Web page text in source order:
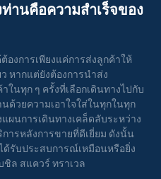
านคือความสําเร็จของ
องการเพียงแค่การส่งลูกค้าให้
หากแต่ยังต้องการนำส่ง
นทุก ๆ ครั้งที่เลือกเดินทางไปกับ
ด้วยความเอาใจใส่ในทุกในทุก
ผนการเดินทางเคล็ดลับระหว่าง
ารหลังการขายที่ดีเยี่ยม ดังนั้น
ด้รับประสบการณ์เหมือนหรือยิ่ง
ชิล สแควร์ ทราเวล